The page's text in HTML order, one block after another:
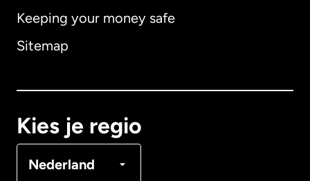
Keeping your money safe
Sitemap
Kies je regio
Nederland
Australië